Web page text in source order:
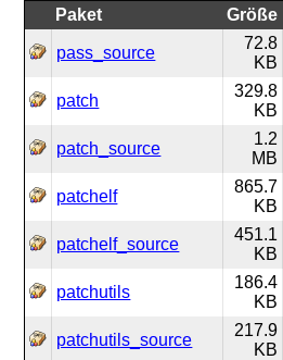
Paket
Größe
pass_source
72.8
KB
patch
329.8
KB
patch_source
1.2
MB
patchelf
865.7
KB
patchelf_source
451.1
KB
patchutils
186.4
KB
patchutils_source
217.9
KB